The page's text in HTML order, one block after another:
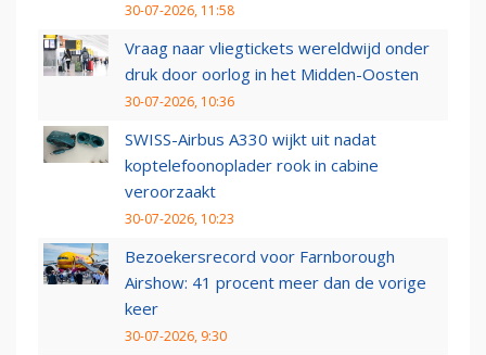
30-07-2026, 11:58
Vraag naar vliegtickets wereldwijd onder
druk door oorlog in het Midden-Oosten
30-07-2026, 10:36
SWISS-Airbus A330 wijkt uit nadat
koptelefoonoplader rook in cabine
veroorzaakt
30-07-2026, 10:23
Bezoekersrecord voor Farnborough
Airshow: 41 procent meer dan de vorige
keer
30-07-2026, 9:30